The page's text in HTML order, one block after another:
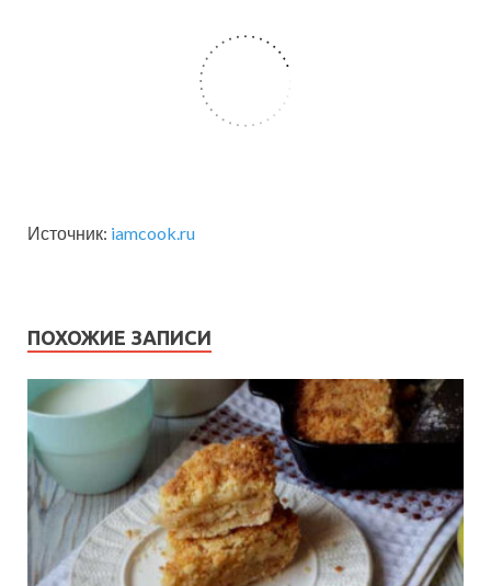
Источник: iamcook.ru
ПОХОЖИЕ ЗАПИСИ